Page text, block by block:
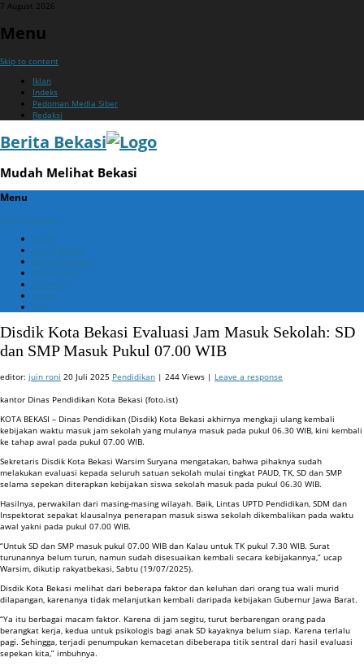
7 August 2026
Menu
Skip to content
Iklan
Indeks
Pedoman Media Siber
Redaksi
Berita Bekasi
Mudah Melihat Bekasi
Menu
Skip to content
Home
Berita Bekasi
Berita Cikarang
Berita Jabar
Nasional
Politik
ADV
Disdik Kota Bekasi Evaluasi Jam Masuk Sekolah: SD
dan SMP Masuk Pukul 07.00 WIB
editor: juin roni 20 Juli 2025 Pendidikan | 244 Views | Leave a response
kantor Dinas Pendidikan Kota Bekasi (foto.ist)
KOTA BEKASI – Dinas Pendidikan (Disdik) Kota Bekasi akhirnya mengkaji ulang kembali
kebijakan waktu masuk jam sekolah yang mulanya masuk pada pukul 06.30 WIB, kini kembali
ke tahap awal pada pukul 07.00 WIB.
Sekretaris Disdik Kota Bekasi Warsim Suryana mengatakan, bahwa pihaknya sudah
melakukan evaluasi kepada seluruh satuan sekolah mulai tingkat PAUD, TK, SD dan SMP
selama sepekan diterapkan kebijakan siswa sekolah masuk pada pukul 06.30 WIB.
Hasilnya, perwakilan dari masing-masing wilayah. Baik, Lintas UPTD Pendidikan, SDM dan
Inspektorat sepakat klausalnya penerapan masuk siswa sekolah dikembalikan pada waktu
awal yakni pada pukul 07.00 WIB.
“Untuk SD dan SMP masuk pukul 07.00 WIB dan Kalau untuk TK pukul 7.30 WIB. Surat
turunannya belum turun, namun sudah disesuaikan kembali secara kebijakannya,” ucap
Warsim, dikutip rakyatbekasi, Sabtu (19/07/2025).
Disdik Kota Bekasi melihat dari beberapa faktor dan keluhan dari orang tua wali murid
dilapangan, karenanya tidak melanjutkan kembali daripada kebijakan Gubernur Jawa Barat.
“Ya itu berbagai macam faktor. Karena di jam segitu, turut berbarengan orang pada
berangkat kerja, kedua untuk psikologis bagi anak SD kayaknya belum siap. Karena terlalu
pagi. Sehingga, terjadi penumpukan kemacetan dibeberapa titik sentral dari hasil evaluasi
sepekan kita,” imbuhnya.